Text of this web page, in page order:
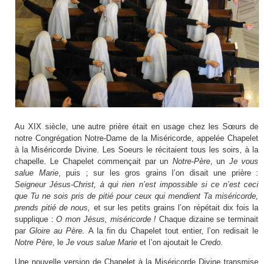
Au XIX siècle, une autre prière était en usage chez les Sœurs de
notre Congrégation Notre-Dame de la Miséricorde, appelée Chapelet
à la Miséricorde Divine. Les Soeurs le récitaient tous les soirs, à la
chapelle. Le Chapelet commençait par un Notre-Père, un Je vous
salue Marie, puis ; sur les gros grains l’on disait une prière :
Seigneur Jésus-Christ, à qui rien n’est impossible si ce n’est ceci
que Tu ne sois pris de pitié pour ceux qui mendient Ta miséricorde,
prends pitié de nous, et sur les petits grains l’on répétait dix fois la
supplique : O mon Jésus, miséricorde ! Chaque dizaine se terminait
par Gloire au Père. A la fin du Chapelet tout entier, l’on redisait le
Notre Père , le Je vous salue Marie et l’on ajoutait le Credo.
Une nouvelle version de Chapelet à la Miséricorde Divine transmise